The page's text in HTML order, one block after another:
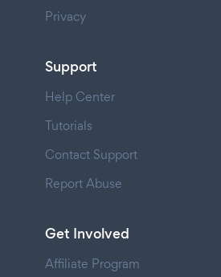
Privacy
Support
Help Center
Tutorials
Contact Support
Report Abuse
Get Involved
Affiliate Program